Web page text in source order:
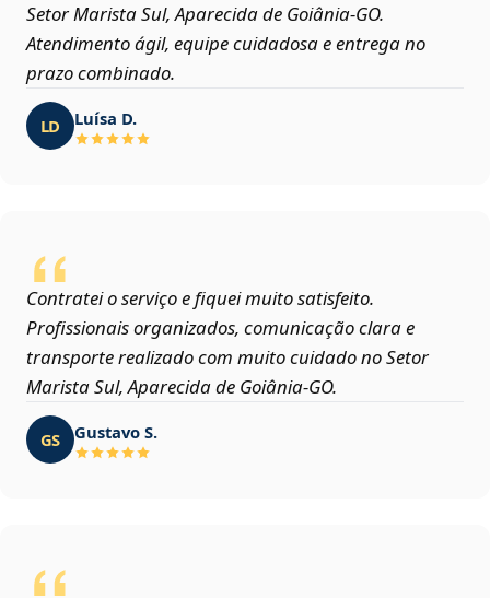
Setor Marista Sul, Aparecida de Goiânia‑GO.
Atendimento ágil, equipe cuidadosa e entrega no
prazo combinado.
LD Luísa D.
Contratei o serviço e fiquei muito satisfeito.
Profissionais organizados, comunicação clara e
transporte realizado com muito cuidado no Setor
Marista Sul, Aparecida de Goiânia‑GO.
GS Gustavo S.